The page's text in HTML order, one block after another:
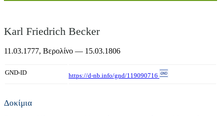
Karl Friedrich Becker
11.03.1777, Βερολίνο — 15.03.1806
GND-ID https://d-nb.info/gnd/119090716
Δοκίμια